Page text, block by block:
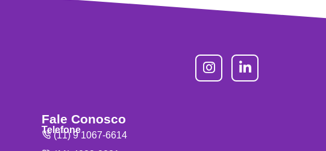
Fale Conosco
Telefone
(11) 9 1067-6614